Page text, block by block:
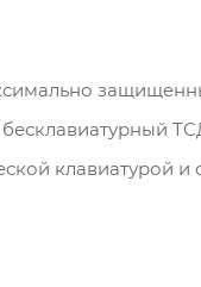
клавиатурой